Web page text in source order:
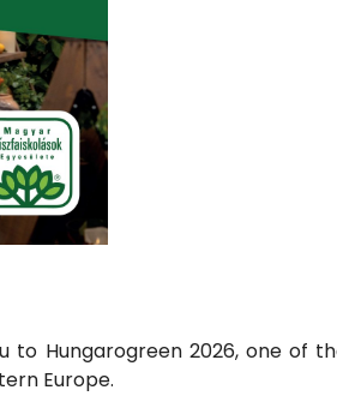
to Hungarogreen 2026, one of
Europe.